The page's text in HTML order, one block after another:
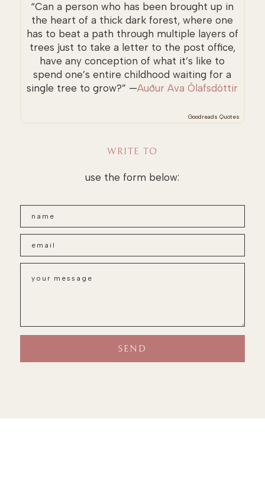
“Can a person who has been brought up in
the heart of a thick dark forest, where one
has to beat a path through multiple layers of
trees just to take a letter to the post office,
have any conception of what it’s like to
spend one’s entire childhood waiting for a
single tree to grow?” —Auður Ava Ólafsdóttir
Goodreads Quotes
WRITE TO
use the form below: